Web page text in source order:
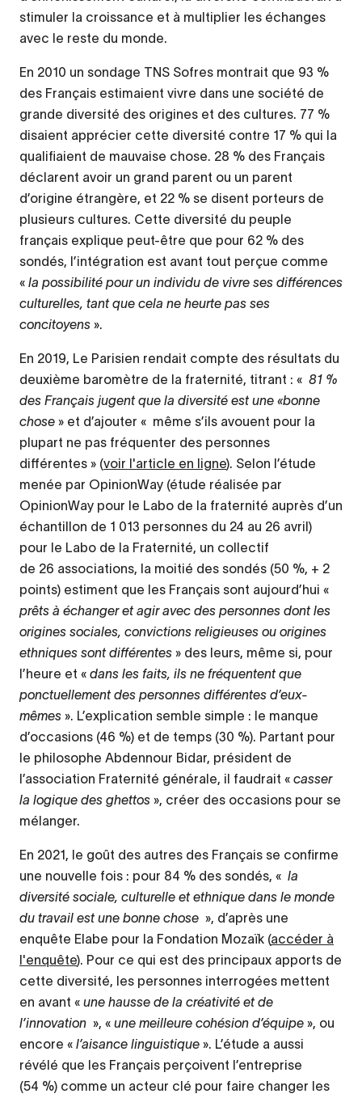
stimuler la croissance et à multiplier les échanges
avec le reste du monde.
En 2010 un sondage TNS Sofres montrait que 93 %
des Français estimaient vivre dans une société de
grande diversité des origines et des cultures. 77 %
disaient apprécier cette diversité contre 17 % qui la
qualifiaient de mauvaise chose. 28 % des Français
déclarent avoir un grand parent ou un parent
d’origine étrangère, et 22 % se disent porteurs de
plusieurs cultures. Cette diversité du peuple
français explique peut-être que pour 62 % des
sondés, l’intégration est avant tout perçue comme
« la possibilité pour un individu de vivre ses différences
culturelles, tant que cela ne heurte pas ses
concitoyens ».
En 2019, Le Parisien rendait compte des résultats du
deuxième baromètre de la fraternité, titrant : « 81 %
des Français jugent que la diversité est une «bonne
chose » et d’ajouter « même s’ils avouent pour la
plupart ne pas fréquenter des personnes
différentes » (voir l'article en ligne). Selon l’étude
menée par OpinionWay (étude réalisée par
OpinionWay pour le Labo de la fraternité auprès d’un
échantillon de 1 013 personnes du 24 au 26 avril)
pour le Labo de la Fraternité, un collectif
de 26 associations, la moitié des sondés (50 %, + 2
points) estiment que les Français sont aujourd’hui «
prêts à échanger et agir avec des personnes dont les
origines sociales, convictions religieuses ou origines
ethniques sont différentes » des leurs, même si, pour
l’heure et « dans les faits, ils ne fréquentent que
ponctuellement des personnes différentes d’eux-
mêmes ». L’explication semble simple : le manque
d’occasions (46 %) et de temps (30 %). Partant pour
le philosophe Abdennour Bidar, président de
l’association Fraternité générale, il faudrait « casser
la logique des ghettos », créer des occasions pour se
mélanger.
En 2021, le goût des autres des Français se confirme
une nouvelle fois : pour 84 % des sondés, « la
diversité sociale, culturelle et ethnique dans le monde
du travail est une bonne chose », d’après une
enquête Elabe pour la Fondation Mozaïk (accéder à
l'enquête). Pour ce qui est des principaux apports de
cette diversité, les personnes interrogées mettent
en avant « une hausse de la créativité et de
l’innovation », « une meilleure cohésion d’équipe », ou
encore « l’aisance linguistique ». L’étude a aussi
révélé que les Français perçoivent l’entreprise
(54 %) comme un acteur clé pour faire changer les